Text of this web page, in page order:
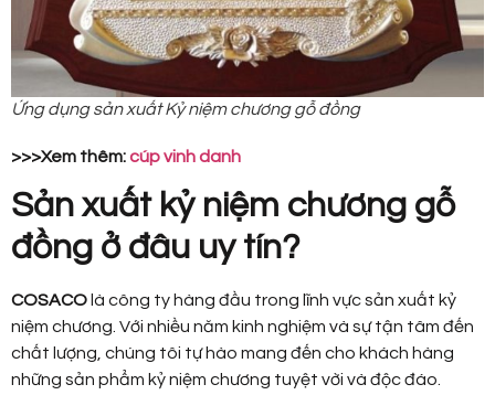
Ứng dụng sản xuất Kỷ niệm chương gỗ đồng
>>>Xem thêm:cúp vinh danh
Sản xuất kỷ niệm chương gỗ
đồng ở đâu uy tín?
COSACO là công ty hàng đầu trong lĩnh vực sản xuất kỷ
niệm chương. Với nhiều năm kinh nghiệm và sự tận tâm đến
chất lượng, chúng tôi tự hào mang đến cho khách hàng
những sản phẩm kỷ niệm chương tuyệt vời và độc đáo.